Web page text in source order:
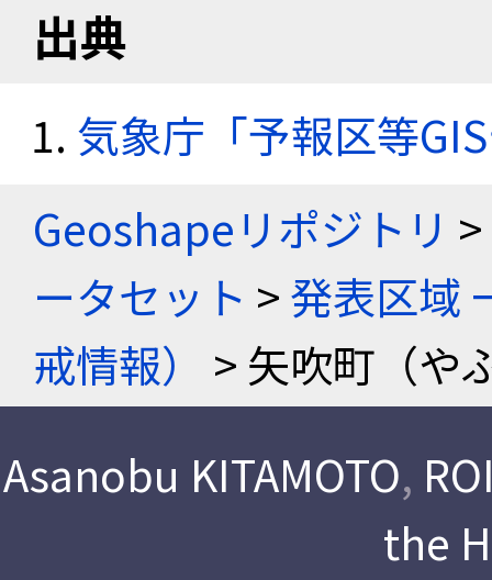
出典
気象庁「予報区等
Geoshapeリポジトリ >
ータセット >発表区域
戒情報）
> 矢吹町（や
Asanobu KITAMOTO,
the